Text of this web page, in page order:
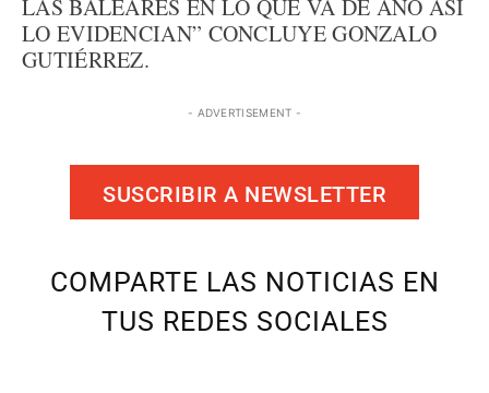
LAS BALEARES EN LO QUE VA DE AÑO ASÍ
LO EVIDENCIAN” CONCLUYE GONZALO
GUTIÉRREZ.
- ADVERTISEMENT -
SUSCRIBIR A NEWSLETTER
COMPARTE LAS NOTICIAS EN
TUS REDES SOCIALES